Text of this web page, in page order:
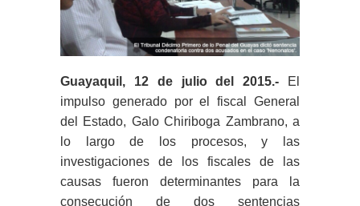
Guayaquil, 12 de julio del 2015.- El
impulso generado por el fiscal General
del Estado, Galo Chiriboga Zambrano, a
lo largo de los procesos, y las
investigaciones de los fiscales de las
causas fueron determinantes para la
consecución de dos sentencias